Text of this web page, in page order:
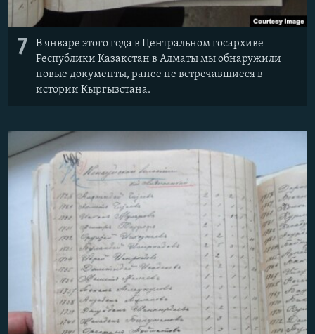
7
В январе этого года в Центральном госархиве
Республики Казакстан в Алматы мы обнаружили
новые документы, ранее не встречавшиеся в
истории Кыргызстана.